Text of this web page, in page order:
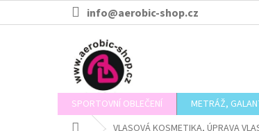
info@aerobic-shop.cz
SPORTOVNÍ OBLEČENÍ METRÁŽ,
Domů VLASOVÁ KOSMETIKA, ÚPRAVA